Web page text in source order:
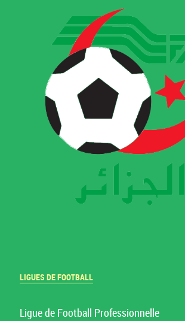
LIGUES DE FOOTBALL
Ligue de Football Professionnelle